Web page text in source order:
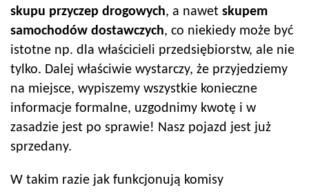
skupu przyczep drogowych, a nawet skupem
samochodów dostawczych, co niekiedy może być
istotne np. dla właścicieli przedsiębiorstw, ale nie
tylko. Dalej właściwie wystarczy, że przyjedziemy
na miejsce, wypiszemy wszystkie konieczne
informacje formalne, uzgodnimy kwotę i w
zasadzie jest po sprawie! Nasz pojazd jest już
sprzedany.
W takim razie jak funkcjonują komisy